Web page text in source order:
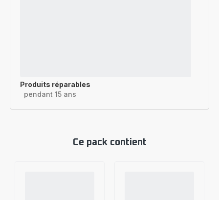
Produits réparables
pendant 15 ans
Ce pack contient